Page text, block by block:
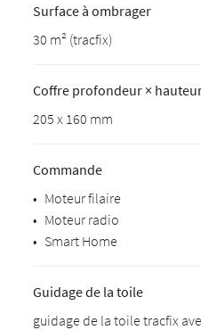
Surface à ombrager
30 m² (tracfix)
Coffre profondeur ×
205 x 160 mm
Commande
• Moteur filaire
• Moteur radio
• Smart Home
Guidage de la toile
guidage de la toile tracfix